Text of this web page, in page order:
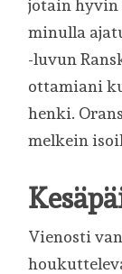
jotain hyvin
minulla
-luvun
ottamiani
henki.
melkein
Vienosti